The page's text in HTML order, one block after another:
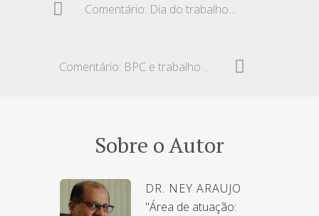
Comentário: Dia do trabalho doméstico e benefícios do INSS
Comentário: BPC e trabalho remunerado sem perda do benefício
Sobre o Autor
DR. NEY ARAUJO
"Área de atuação: